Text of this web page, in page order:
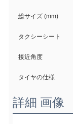
総サイズ (mm)
タクシーシート
接近角度
タイヤの仕様
詳細 画像